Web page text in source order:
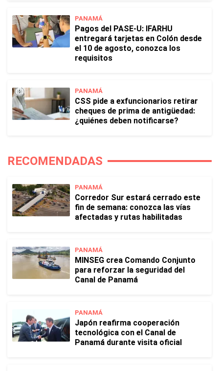
PANAMÁ
Pagos del PASE-U: IFARHU
entregará tarjetas en Colón desde
el 10 de agosto, conozca los
requisitos
PANAMÁ
CSS pide a exfuncionarios retirar
cheques de prima de antigüedad:
¿quiénes deben notificarse?
RECOMENDADAS
PANAMÁ
Corredor Sur estará cerrado este
fin de semana: conozca las vías
afectadas y rutas habilitadas
PANAMÁ
MINSEG crea Comando Conjunto
para reforzar la seguridad del
Canal de Panamá
PANAMÁ
Japón reafirma cooperación
tecnológica con el Canal de
Panamá durante visita oficial